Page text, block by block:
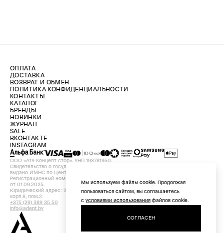
ООО «А19 Концепт стор». УНП 193781950.
Свидетельство о государственной регистрации №193781950 от 09.08.2024,
выдано ИМНС по Центральному району г. Минска.
Регистрационный номер в Торговом реестре Республики Беларусь №756898
от 01.09.2025.
Юридический адрес: 220029, Республика Беларусь, г. Минск, ул. Красная, д.7,
корп.8, пом.2.
+375 (29) 389 35 50
info@adept.by
ОПЛАТА
ДОСТАВКА
ВОЗВРАТ И ОБМЕН
ПОЛИТИКА КОНФИДЕНЦИАЛЬНОСТИ
КОНТАКТЫ
ВКОНТАКТЕ
INSTAGRAM
КАТАЛОГ
БРЕНДЫ
НОВИНКИ
ЖУРНАЛ
SALE
Мы используем файлы cookie. Продолжая
пользоваться сайтом, вы соглашаетесь
с условиями использования файлов cookie.
СОГЛАСЕН